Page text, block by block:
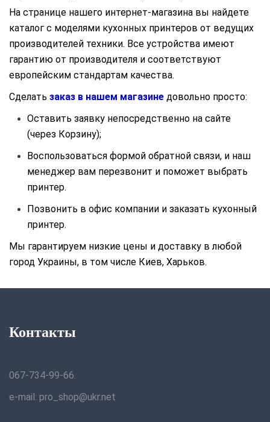
На странице нашего интернет-магазина вы найдете
каталог с моделями кухонных принтеров от ведущих
производителей техники. Все устройства имеют
гарантию от производителя и соответствуют
европейским стандартам качества.
Сделать заказ в нашем магазине довольно просто:
Оставить заявку непосредственно на сайте
(через Корзину);
Воспользоваться формой обратной связи, и наш
менеджер вам перезвонит и поможет выбрать
принтер.
Позвонить в офис компании и заказать кухонный
принтер.
Мы гарантируем низкие цены и доставку в любой
город Украины, в том числе Киев, Харьков.
Контакты
067-734-99-66.
e-mail: pro_shop@ukr.net